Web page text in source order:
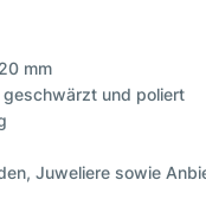
mm
und poliert
Juweliere sowie